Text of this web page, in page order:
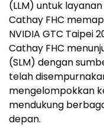
(LLM) untuk
Cathay FHC
NVIDIA GTC Taipei
Cathay FHC
(SLM) dengan
telah
mengelompokkan
mendukung
depan.